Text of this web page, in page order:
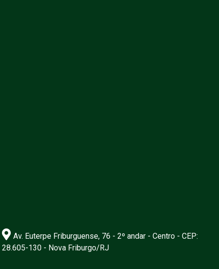
Av. Euterpe Friburguense, 76 - 2º andar - Centro - CEP:
28.605-130 - Nova Friburgo/RJ